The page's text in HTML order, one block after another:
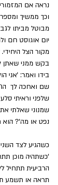
נראה אם
וכך ממשיך
מבוטל מביתו
יום אוגוסט חם
מקור הצל
בקש ממני שאתן
בידו ואמר: 'אני
שם ואחכה לך
שלפני וראיתי
שמנוני שאלתי
נפט או מה'? הוא
כשהגיע לצד
'כשתהיה מוכן
הרביעית תתחיל
תראה או תשמע